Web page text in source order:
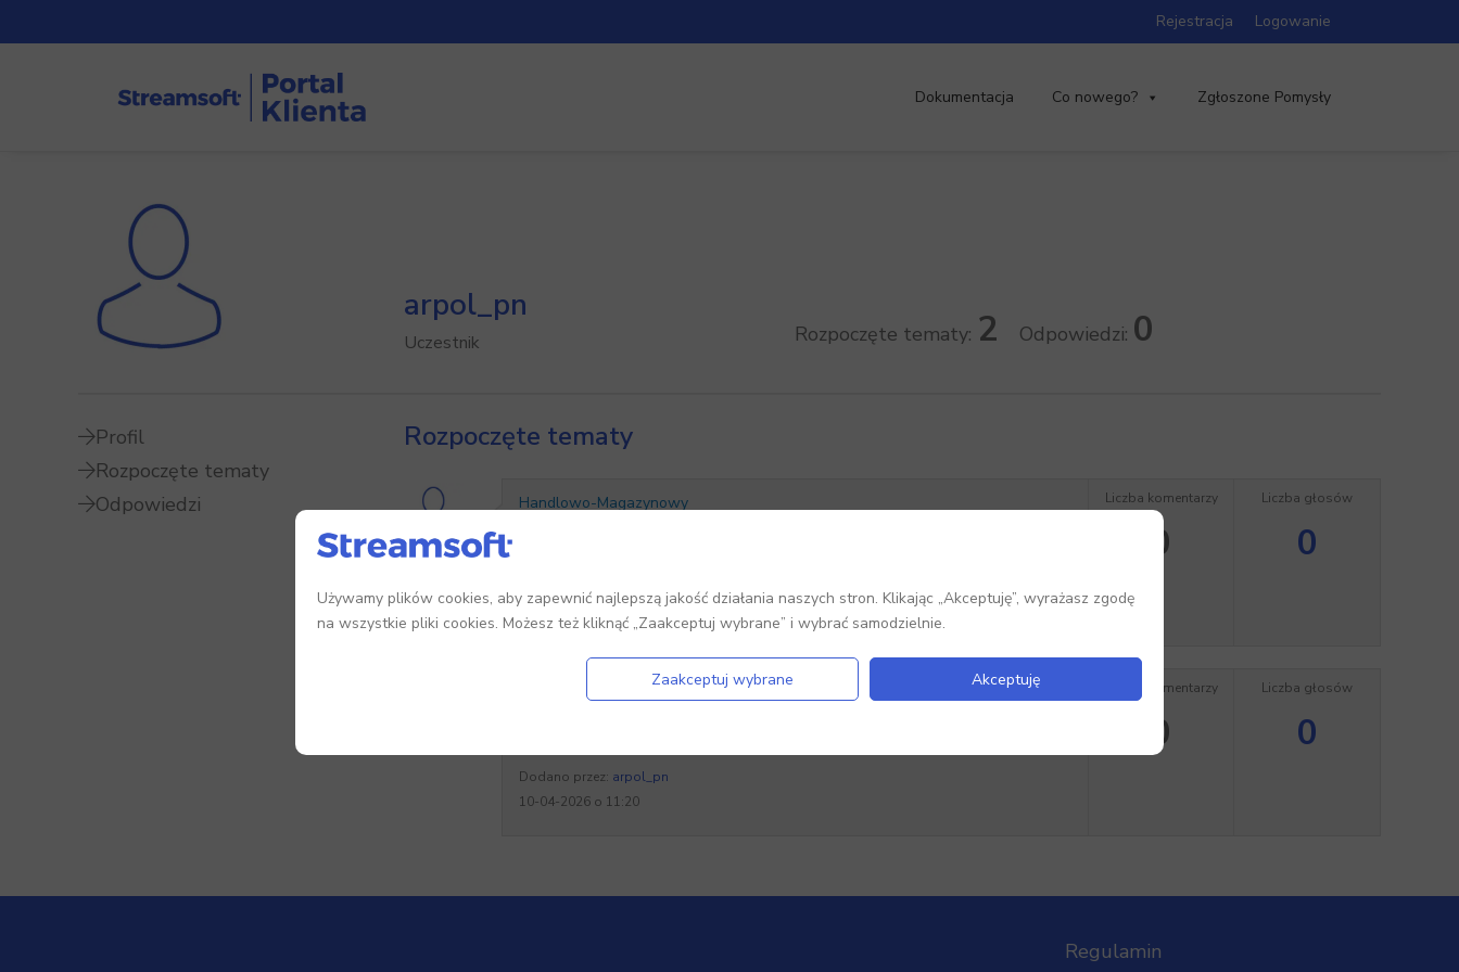
Rejestracja Logowanie
Dokumentacja Co nowego? Zgłoszone Pomysły
arpol_pn
Uczestnik Rozpoczęte tematy: 2 Odpowiedzi: 0
Profil
Rozpoczęte tematy
Odpowiedzi
Rozpoczęte tematy
Handlowo-Magazynowy
10-04-2026 o 11:22
Liczba komentarzy
0
Liczba głosów
0
Handlowo-Magazynowy
Dodano przez: arpol_pn
10-04-2026 o 11:20
Liczba komentarzy
0
Liczba głosów
0
Regulamin
Używamy plików cookies, aby zapewnić najlepszą jakość działania naszych stron. Klikając „Akceptuję”, wyrażasz zgodę
na wszystkie pliki cookies. Możesz też kliknąć „Zaakceptuj wybrane” i wybrać samodzielnie.
Zaakceptuj wybrane Akceptuję